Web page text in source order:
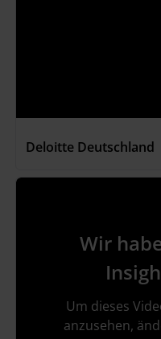
Deloitte Deutschland
Wir
Um dieses
anzusehen,